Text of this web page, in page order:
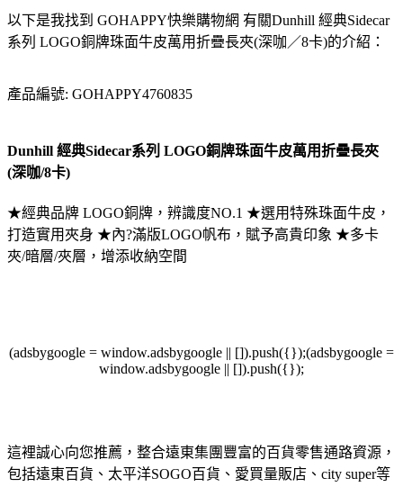
以下是我找到 GOHAPPY快樂購物網 有關Dunhill 經典Sidecar
系列 LOGO銅牌珠面牛皮萬用折疊長夾(深咖／8卡)的介紹：
產品編號: GOHAPPY4760835
Dunhill 經典Sidecar系列 LOGO銅牌珠面牛皮萬用折疊長夾
(深咖/8卡)
★經典品牌 LOGO銅牌，辨識度NO.1 ★選用特殊珠面牛皮，
打造實用夾身 ★內?滿版LOGO帆布，賦予高貴印象 ★多卡
夾/暗層/夾層，增添收納空間
(adsbygoogle = window.adsbygoogle || []).push({});(adsbygoogle =
window.adsbygoogle || []).push({});
這裡誠心向您推薦，整合遠東集團豐富的百貨零售通路資源，
包括遠東百貨、太平洋SOGO百貨、愛買量販店、city super等